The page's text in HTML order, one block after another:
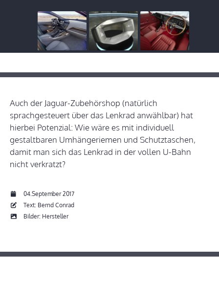
Auch der Jaguar-Zubehörshop (natürlich
sprachgesteuert über das Lenkrad anwählbar) hat
hierbei Potenzial: Wie wäre es mit individuell
gestaltbaren Umhängeriemen und Schutztaschen,
damit man sich das Lenkrad in der vollen U-Bahn
nicht verkratzt?
04.September 2017
Text: Bernd Conrad
Bilder: Hersteller